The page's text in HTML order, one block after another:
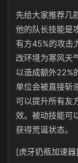
先给大家推荐几
他的队长技能是
有方45%的攻击
改环境为寒风天
以造成额外22%
单位会被直接斩
可以提升所有友
效。被动技能可
获得荒诞状态。
[虎牙奶瓶加速器]